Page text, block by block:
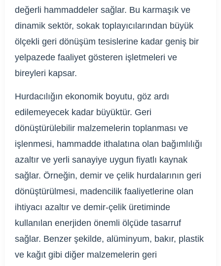
değerli hammaddeler sağlar. Bu karmaşık ve
dinamik sektör, sokak toplayıcılarından büyük
ölçekli geri dönüşüm tesislerine kadar geniş bir
yelpazede faaliyet gösteren işletmeleri ve
bireyleri kapsar.
Hurdacılığın ekonomik boyutu, göz ardı
edilemeyecek kadar büyüktür. Geri
dönüştürülebilir malzemelerin toplanması ve
işlenmesi, hammadde ithalatına olan bağımlılığı
azaltır ve yerli sanayiye uygun fiyatlı kaynak
sağlar. Örneğin, demir ve çelik hurdalarının geri
dönüştürülmesi, madencilik faaliyetlerine olan
ihtiyacı azaltır ve demir-çelik üretiminde
kullanılan enerjiden önemli ölçüde tasarruf
sağlar. Benzer şekilde, alüminyum, bakır, plastik
ve kağıt gibi diğer malzemelerin geri